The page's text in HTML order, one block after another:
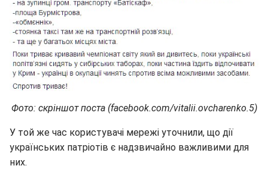
Фото: скріншот поста (facebook.com/vitalii.ovcharenko.5)
У той же час користувачі мережі уточнили, що дії
українських патріотів є надзвичайно важливими для
них.